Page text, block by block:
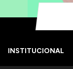
INSTITUCIONAL